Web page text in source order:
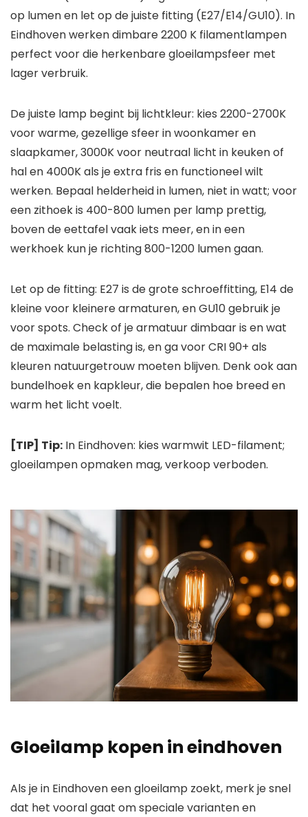
op lumen en let op de juiste fitting (E27/E14/GU10). In
Eindhoven werken dimbare 2200 K filamentlampen
perfect voor die herkenbare gloeilampsfeer met
lager verbruik.
De juiste lamp begint bij lichtkleur: kies 2200-2700K
voor warme, gezellige sfeer in woonkamer en
slaapkamer, 3000K voor neutraal licht in keuken of
hal en 4000K als je extra fris en functioneel wilt
werken. Bepaal helderheid in lumen, niet in watt; voor
een zithoek is 400-800 lumen per lamp prettig,
boven de eettafel vaak iets meer, en in een
werkhoek kun je richting 800-1200 lumen gaan.
Let op de fitting: E27 is de grote schroeffitting, E14 de
kleine voor kleinere armaturen, en GU10 gebruik je
voor spots. Check of je armatuur dimbaar is en wat
de maximale belasting is, en ga voor CRI 90+ als
kleuren natuurgetrouw moeten blijven. Denk ook aan
bundelhoek en kapkleur, die bepalen hoe breed en
warm het licht voelt.
[TIP] Tip: In Eindhoven: kies warmwit LED-filament;
gloeilampen opmaken mag, verkoop verboden.
Gloeilamp kopen in eindhoven
Als je in Eindhoven een gloeilamp zoekt, merk je snel
dat het vooral gaat om speciale varianten en